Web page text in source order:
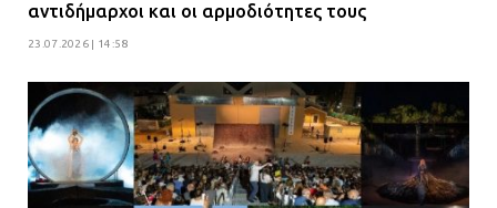
αντιδήμαρχοι και οι αρμοδιότητες τους
23.07.2026 | 14:58